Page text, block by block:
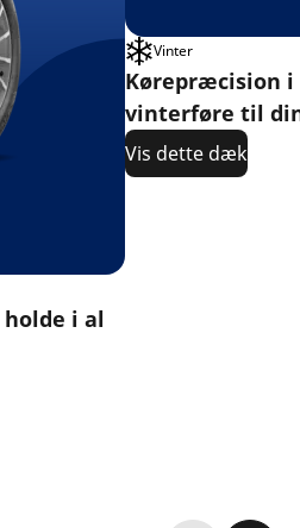
i al
Vinter
Kørepræcision
vinterføre til
Vis dette dæk